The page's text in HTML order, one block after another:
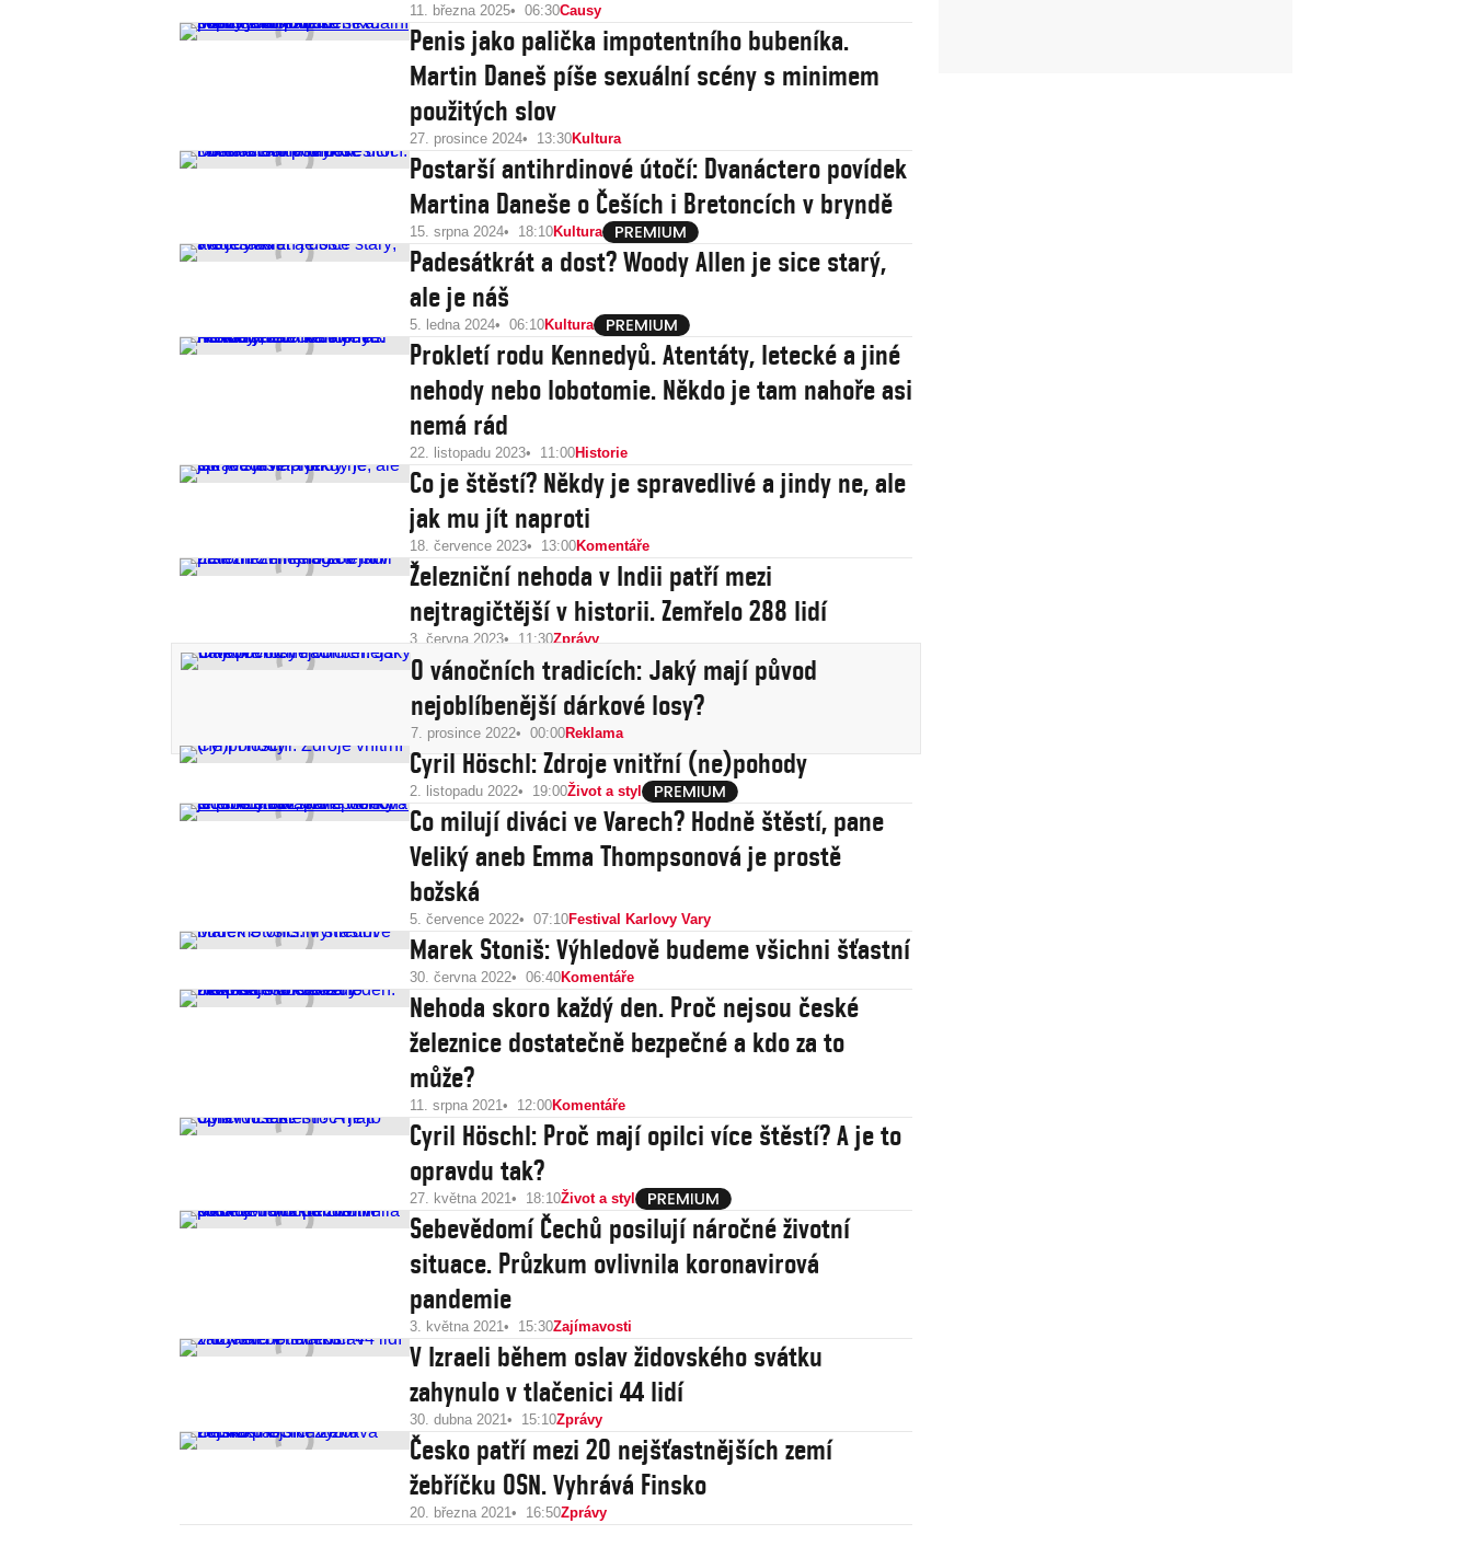
11. března 2025 06:30Causy
Penis jako palička impotentního bubeníka.
Martin Daneš píše sexuální scény s minimem
použitých slov
27. prosince 2024 13:30Kultura
Postarší antihrdinové útočí: Dvanáctero povídek
Martina Daneše o Češích i Bretoncích v bryndě
15. srpna 2024 18:10Kultura
Padesátkrát a dost? Woody Allen je sice starý,
ale je náš
5. ledna 2024 06:10Kultura
Prokletí rodu Kennedyů. Atentáty, letecké a jiné
nehody nebo lobotomie. Někdo je tam nahoře asi
nemá rád
22. listopadu 2023 11:00Historie
Co je štěstí? Někdy je spravedlivé a jindy ne, ale
jak mu jít naproti
18. července 2023 13:00Komentáře
Železniční nehoda v Indii patří mezi
nejtragičtější v historii. Zemřelo 288 lidí
3. června 2023 11:30Zprávy
O vánočních tradicích: Jaký mají původ
nejoblíbenější dárkové losy?
7. prosince 2022 00:00Reklama
Cyril Höschl: Zdroje vnitřní (ne)pohody
2. listopadu 2022 19:00Život a styl
Co milují diváci ve Varech? Hodně štěstí, pane
Veliký aneb Emma Thompsonová je prostě
božská
5. července 2022 07:10Festival Karlovy Vary
Marek Stoniš: Výhledově budeme všichni šťastní
30. června 2022 06:40Komentáře
Nehoda skoro každý den. Proč nejsou české
železnice dostatečně bezpečné a kdo za to
může?
11. srpna 2021 12:00Komentáře
Cyril Höschl: Proč mají opilci více štěstí? A je to
opravdu tak?
27. května 2021 18:10Život a styl
Sebevědomí Čechů posilují náročné životní
situace. Průzkum ovlivnila koronavirová
pandemie
3. května 2021 15:30Zajímavosti
V Izraeli během oslav židovského svátku
zahynulo v tlačenici 44 lidí
30. dubna 2021 15:10Zprávy
Česko patří mezi 20 nejšťastnějších zemí
žebříčku OSN. Vyhrává Finsko
20. března 2021 16:50Zprávy